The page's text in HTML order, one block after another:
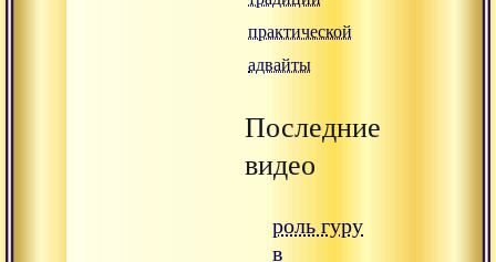
практической
адвайты
Последние
видео
роль гуру
в